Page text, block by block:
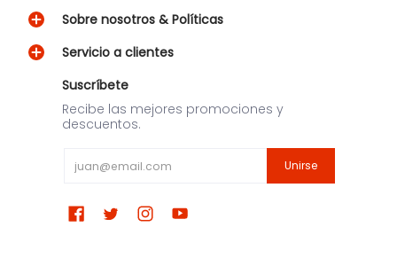
Sobre nosotros & Políticas
Servicio a clientes
Suscríbete
Recibe las mejores promociones y
descuentos.
Unirse